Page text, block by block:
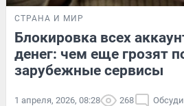
СТРАНА И МИР
Блокировка всех
денег: чем еще грозят
зарубежные сервисы
1 апреля, 2026, 08:28 268